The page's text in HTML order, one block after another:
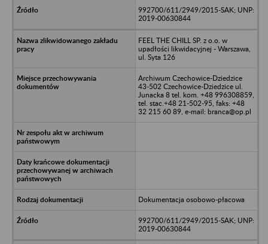
992700/611/2949/2015-SAK; UNP:
2019-00630844
FEEL THE CHILL SP. z o.o. w
upadłości likwidacyjnej - Warszawa,
ul. Syta 126
Archiwum Czechowice-Dziedzice
43-502 Czechowice-Dziedzice ul.
Junacka 8 tel. kom. +48 996308859,
tel. stac.+48 21-502-95, faks: +48
32 215 60 89, e-mail: branca@op.pl
Dokumentacja osobowo-płacowa
992700/611/2949/2015-SAK; UNP:
2019-00630844